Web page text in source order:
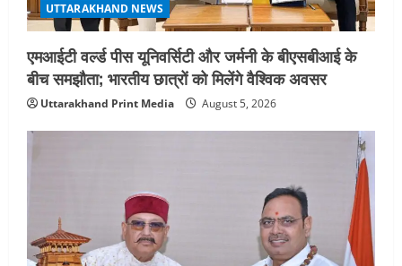
UTTARAKHAND NEWS
एमआईटी वर्ल्ड पीस यूनिवर्सिटी और जर्मनी के बीएसबीआई के
बीच समझौता; भारतीय छात्रों को मिलेंगे वैश्विक अवसर
Uttarakhand Print Media August 5, 2026